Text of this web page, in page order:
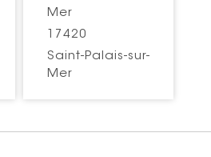
Mer
17420
Saint-Palais-sur-
Mer